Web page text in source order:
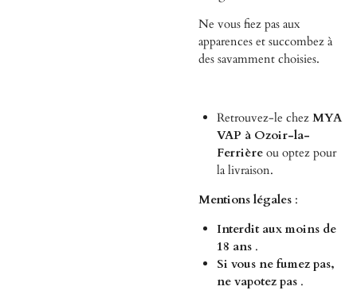
Ne vous fiez pas aux
apparences et succombez à
des savamment choisies.
Retrouvez-le chez MYA
VAP à Ozoir-la-
Ferrière ou optez pour
la livraison.
Mentions légales :
Interdit aux moins de
18 ans .
Si vous ne fumez pas,
ne vapotez pas .